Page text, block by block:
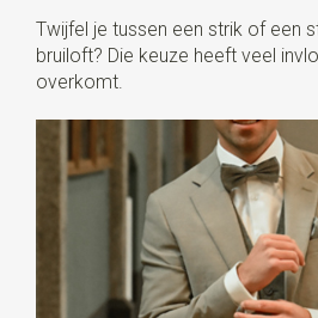
Twijfel je tussen een strik of een
bruiloft? Die keuze heeft veel
overkomt.